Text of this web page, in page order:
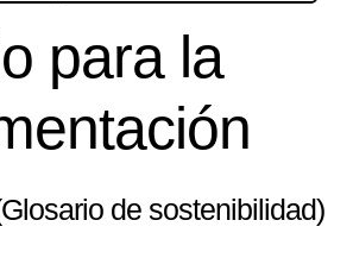
para la
de sostenibilidad)